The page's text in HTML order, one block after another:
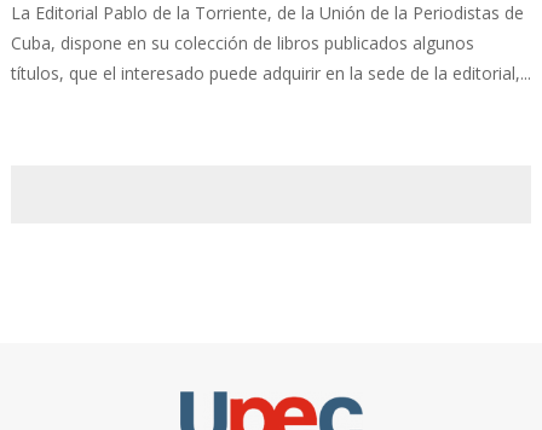
La Editorial Pablo de la Torriente, de la Unión de la Periodistas de
Cuba, dispone en su colección de libros publicados algunos
títulos, que el interesado puede adquirir en la sede de la editorial,...